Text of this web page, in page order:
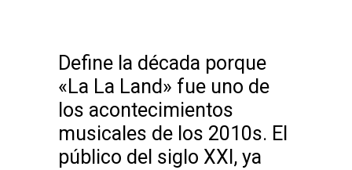
Define la década porque
«La La Land» fue uno de
los acontecimientos
musicales de los 2010s. El
público del siglo XXI, ya